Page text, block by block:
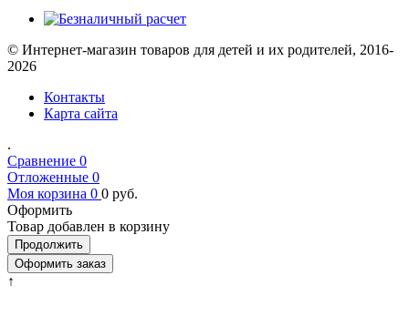
© Интернет-магазин товаров для детей и их родителей, 2016-
2026
Контакты
Карта сайта
.
Сравнение 0
Отложенные 0
Моя корзина 0 0 руб.
Оформить
Товар добавлен в корзину
Продолжить
Оформить заказ
↑